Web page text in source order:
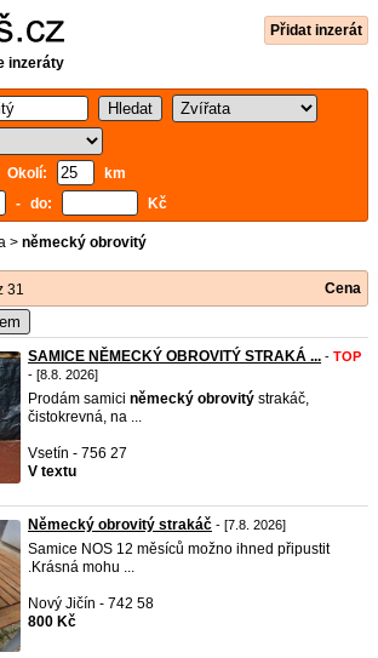
Přidat inzerát
inzeráty
Okolí:
km
- do: Kč
> německý obrovitý
31 Cena
SAMICE NĚMECKÝ OBROVITÝ STRAKÁ ... - TOP
- [8.8. 2026]
Prodám samici německý obrovitý strakáč,
čistokrevná, na ...
Vsetín - 756 27
V textu
Německý obrovitý strakáč - [7.8. 2026]
Samice NOS 12 měsíců možno ihned připustit
.Krásná mohu ...
Nový Jičín - 742 58
800 Kč